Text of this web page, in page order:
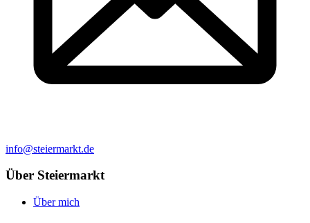
info@steiermarkt.de
Über Steiermarkt
Über mich